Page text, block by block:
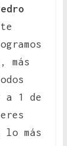
más
a 1 de
lo más